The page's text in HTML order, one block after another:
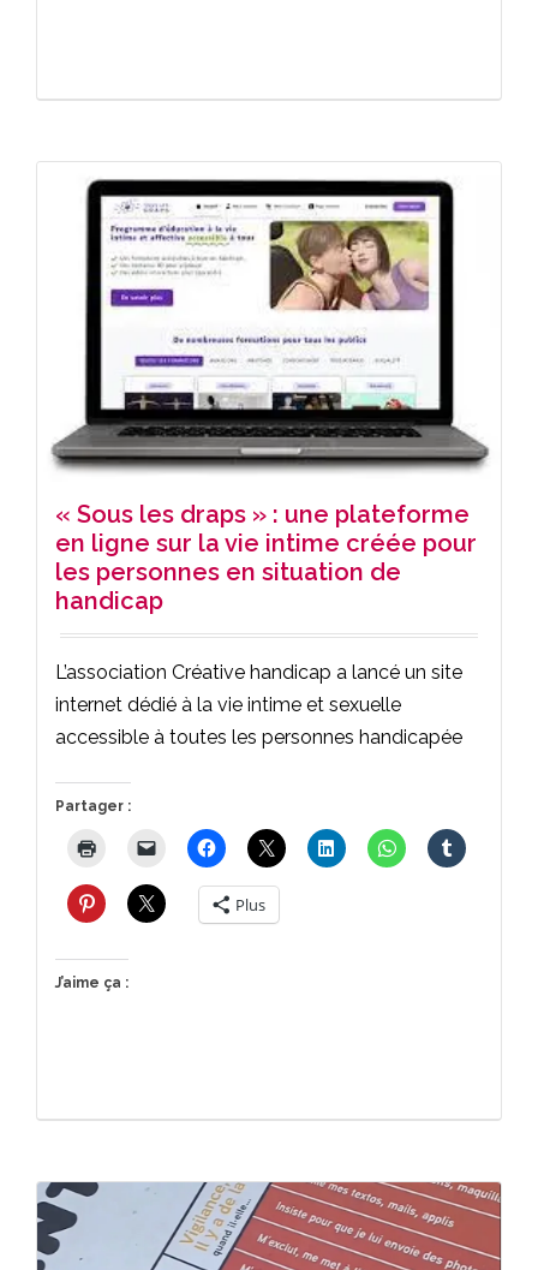
« Sous les draps » : une plateforme
en ligne sur la vie intime créée pour
les personnes en situation de
handicap
L’association Créative handicap a lancé un site
internet dédié à la vie intime et sexuelle
accessible à toutes les personnes handicapée
Partager :
Plus
J’aime ça :